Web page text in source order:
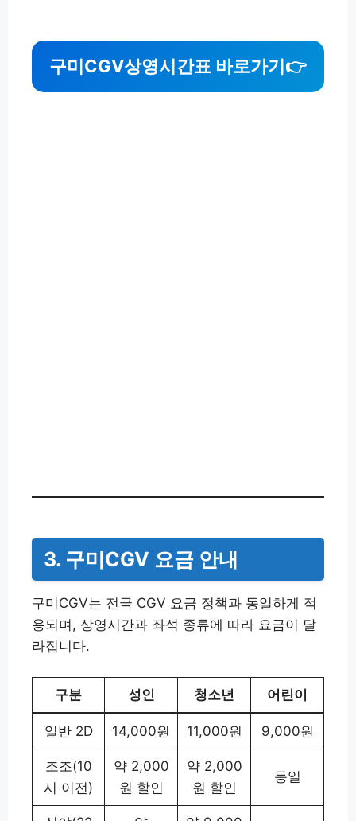
구미CGV상영시간표 바로가기👉
3. 구미CGV 요금 안내
구미CGV는 전국 CGV 요금 정책과 동일하게 적
용되며, 상영시간과 좌석 종류에 따라 요금이 달
라집니다.
구분 성인 청소년 어린이
일반 2D 14,000원 11,000원 9,000원
조조(10
시 이전)
약 2,000
원 할인
약 2,000
원 할인
동일